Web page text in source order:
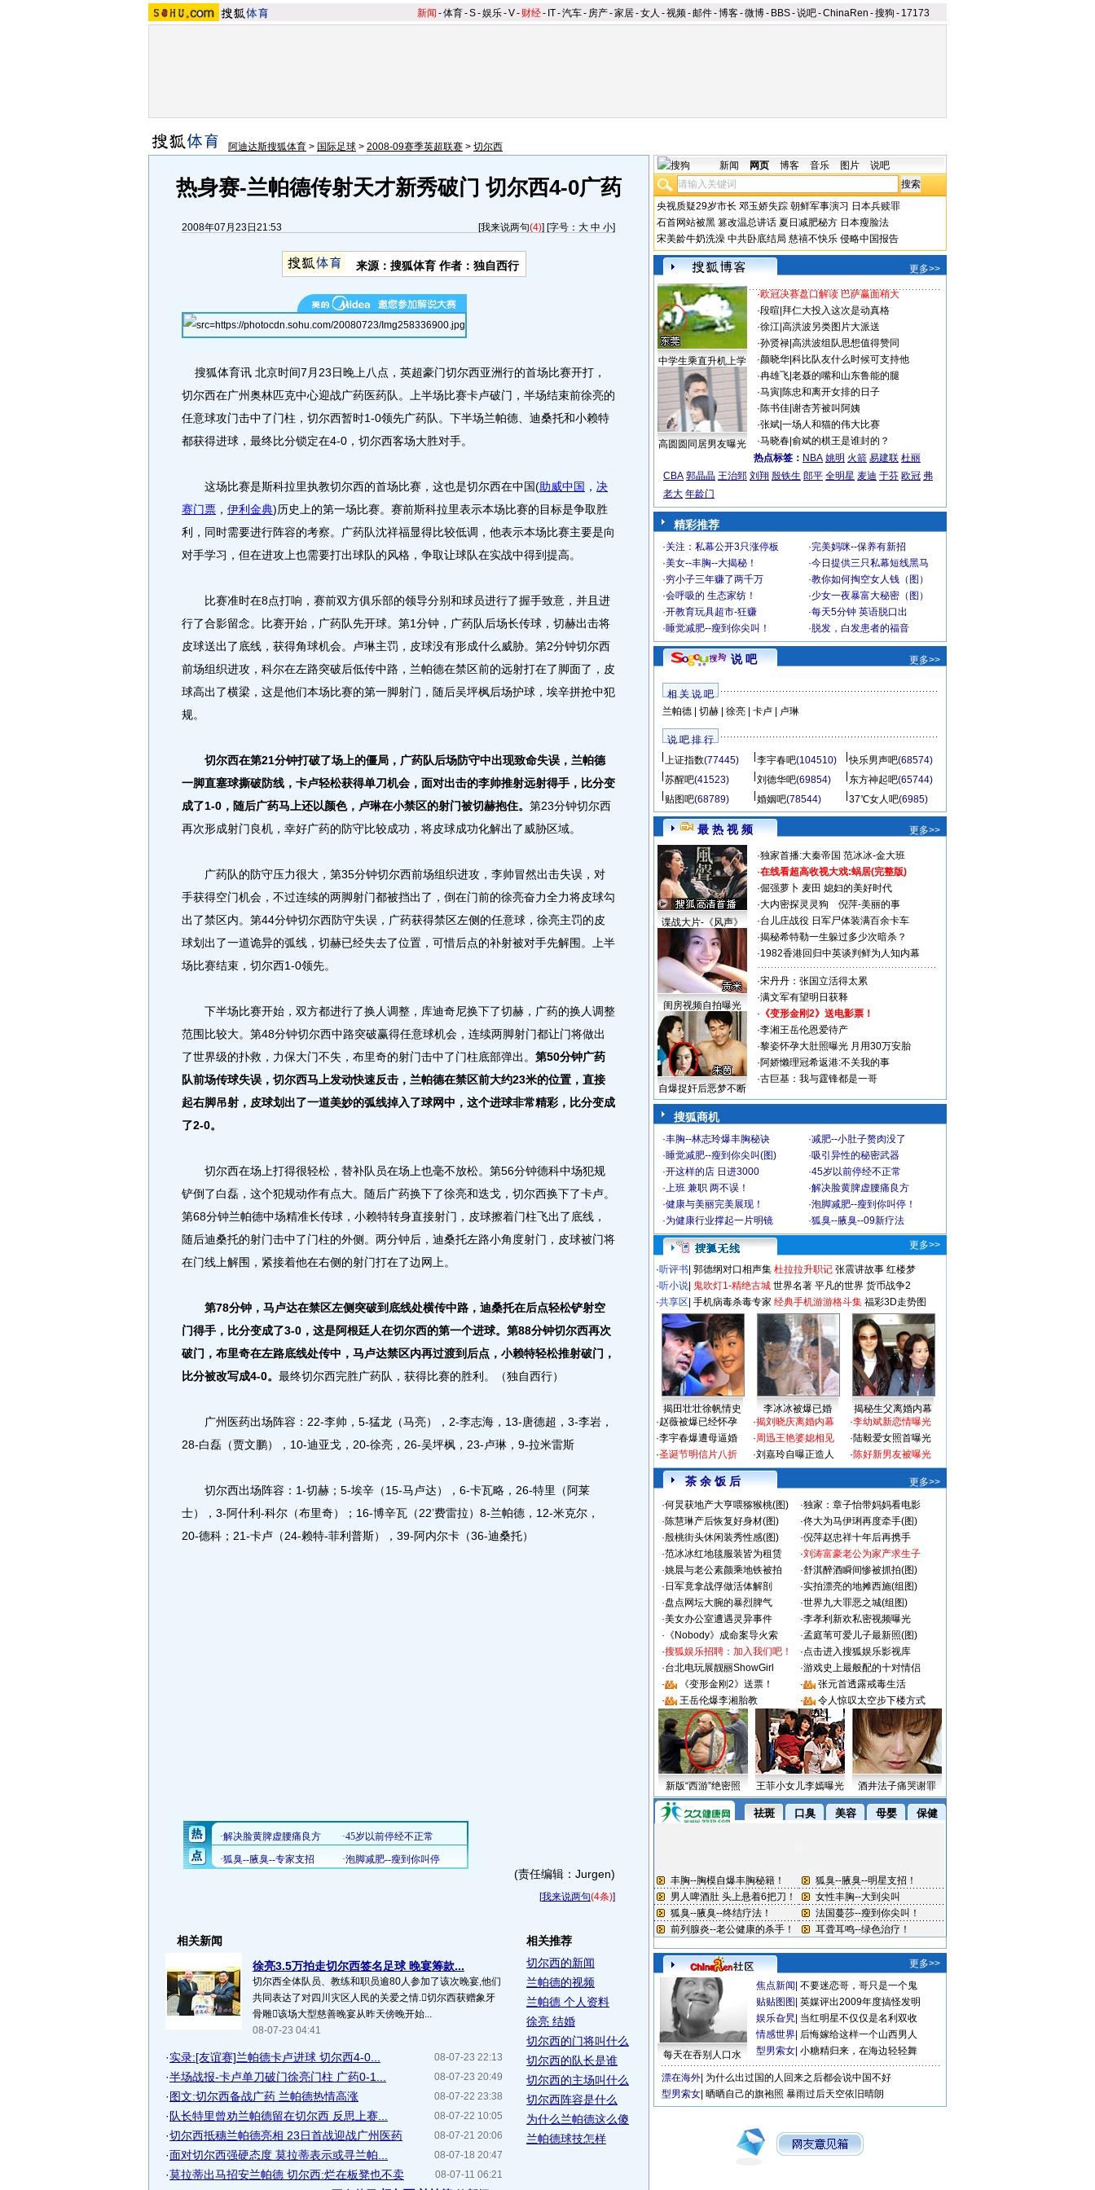
新闻 -体育-S-娱乐-V- 财经- IT-汽车- 房产-家居-女人 -视频-邮件-博客-微博- BBS-说吧-ChinaRen -搜狗 - 17173
阿迪达斯搜狐体育 > 国际足球 > 2008-09赛季英超联赛 > 切尔西
热身赛-兰帕德传射天才新秀破门 切尔西4-0广药
2008年07月23日21:53 [我来说两句(4)] [字号： 大 中 小]
来源：搜狐体育 作者：独自西行
搜狐体育讯 北京时间7月23日晚上八点，英超豪门切尔西亚洲行的首场比赛开打，
切尔西在广州奥林匹克中心迎战广药医药队。上半场比赛卡卢破门，半场结束前徐亮的
任意球攻门击中了门柱，切尔西暂时1-0领先广药队。下半场兰帕德、迪桑托和小赖特
都获得进球，最终比分锁定在4-0，切尔西客场大胜对手。
这场比赛是斯科拉里执教切尔西的首场比赛，这也是切尔西在中国(助威中国 ， 决
赛门票 ， 伊利金典)历史上的第一场比赛。赛前斯科拉里表示本场比赛的目标是争取胜
利，同时需要进行阵容的考察。广药队沈祥福显得比较低调，他表示本场比赛主要是向
对手学习，但在进攻上也需要打出球队的风格，争取让球队在实战中得到提高。
比赛准时在8点打响，赛前双方俱乐部的领导分别和球员进行了握手致意，并且进
行了合影留念。比赛开始，广药队先开球。第1分钟，广药队后场长传球，切赫出击将
皮球送出了底线，获得角球机会。卢琳主罚，皮球没有形成什么威胁。第2分钟切尔西
前场组织进攻，科尔在左路突破后低传中路，兰帕德在禁区前的远射打在了脚面了，皮
球高出了横梁，这是他们本场比赛的第一脚射门，随后吴坪枫后场护球，埃辛拼抢中犯
规。
切尔西在第21分钟打破了场上的僵局，广药队后场防守中出现致命失误，兰帕德
一脚直塞球撕破防线，卡卢轻松获得单刀机会，面对出击的李帅推射远射得手，比分变
成了1-0，随后广药马上还以颜色，卢琳在小禁区的射门被切赫抱住。 第23分钟切尔西
再次形成射门良机，幸好广药的防守比较成功，将皮球成功化解出了威胁区域。
广药队的防守压力很大，第35分钟切尔西前场组织进攻，李帅冒然出击失误，对
手获得空门机会，不过连续的两脚射门都被挡出了，倒在门前的徐亮奋力全力将皮球勾
出了禁区内。第44分钟切尔西防守失误，广药获得禁区左侧的任意球，徐亮主罚的皮
球划出了一道诡异的弧线，切赫已经失去了位置，可惜后点的补射被对手先解围。上半
场比赛结束，切尔西1-0领先。
下半场比赛开始，双方都进行了换人调整，库迪奇尼换下了切赫，广药的换人调整
范围比较大。第48分钟切尔西中路突破赢得任意球机会，连续两脚射门都让门将做出
了世界级的扑救，力保大门不失，布里奇的射门击中了门柱底部弹出。 第50分钟广药
队前场传球失误，切尔西马上发动快速反击，兰帕德在禁区前大约23米的位置，直接
起右脚吊射，皮球划出了一道美妙的弧线掉入了球网中，这个进球非常精彩，比分变成
了2-0。
切尔西在场上打得很轻松，替补队员在场上也毫不放松。第56分钟德科中场犯规
铲倒了白磊，这个犯规动作有点大。随后广药换下了徐亮和迭戈，切尔西换下了卡卢。
第68分钟兰帕德中场精准长传球，小赖特转身直接射门，皮球擦着门柱飞出了底线，
随后迪桑托的射门击中了门柱的外侧。两分钟后，迪桑托左路小角度射门，皮球被门将
在门线上解围，紧接着他在右侧的射门打在了边网上。
第78分钟，马卢达在禁区左侧突破到底线处横传中路，迪桑托在后点轻松铲射空
门得手，比分变成了3-0，这是阿根廷人在切尔西的第一个进球。第88分钟切尔西再次
破门，布里奇在左路底线处传中，马卢达禁区内再过渡到后点，小赖特轻松推射破门，
比分被改写成4-0。 最终切尔西完胜广药队，获得比赛的胜利。（独自西行）
广州医药出场阵容：22-李帅，5-猛龙（马亮），2-李志海，13-唐德超，3-李岩，
28-白磊（贾文鹏），10-迪亚戈，20-徐亮，26-吴坪枫，23-卢琳，9-拉米雷斯
切尔西出场阵容：1-切赫；5-埃辛（15-马卢达），6-卡瓦略，26-特里（阿莱
士），3-阿什利-科尔（布里奇）；16-博辛瓦（22’费雷拉）8-兰帕德，12-米克尔，
20-德科；21-卡卢（24-赖特-菲利普斯），39-阿内尔卡（36-迪桑托）
(责任编辑：Jurgen)
[我来说两句(4条)]
相关新闻
徐亮3.5万拍走切尔西签名足球 晚宴筹款...
切尔西全体队员、教练和职员逾80人参加了该次晚宴,他们
共同表达了对四川灾区人民的关爱之情.切尔西获赠象牙
骨雕该场大型慈善晚宴从昨天傍晚开始...
08-07-23 04:41
08-07-23 22:13
·实录:[友谊赛]兰帕德卡卢进球 切尔西4-0...
08-07-23 20:49
·半场战报-卡卢单刀破门徐亮门柱 广药0-1...
08-07-22 23:38
·图文:切尔西备战广药 兰帕德热情高涨
08-07-22 10:05
·队长特里曾劝兰帕德留在切尔西 反思上赛...
08-07-21 20:06
·切尔西抵穗兰帕德亮相 23日首战迎战广州医药
08-07-18 20:47
·面对切尔西强硬态度 莫拉蒂表示或寻兰帕...
08-07-11 06:21
·莫拉蒂出马招安兰帕德 切尔西:烂在板凳也不卖
相关推荐
切尔西的新闻
兰帕德的视频
兰帕德 个人资料
徐亮 结婚
切尔西的门将叫什么
切尔西的队长是谁
切尔西的主场叫什么
切尔西阵容是什么
为什么兰帕德这么傻
兰帕德球技怎样
新闻 网页 博客 音乐 图片 说吧
央视质疑29岁市长 邓玉娇失踪 朝鲜军事演习 日本兵赎罪
石首网站被黑 篡改温总讲话 夏日减肥秘方 日本瘦脸法
宋美龄牛奶洗澡 中共卧底结局 慈禧不快乐 侵略中国报告
更多>>
中学生乘直升机上学
高圆圆同居男友曝光
·欧冠决赛盘口解读 巴萨赢面稍大
·段暄 拜仁大投入这次是动真格
·徐江| 高洪波另类图片大派送
·孙贤禄| 高洪波组队思想值得赞同
·颜晓华| 科比队友什么时候可支持他
·冉雄飞| 老聂的嘴和山东鲁能的腿
·马寅| 陈忠和离开女排的日子
·陈书佳| 谢杏芳被叫阿姨
·张斌| 一场人和猫的伟大比赛
·马晓春| 俞斌的棋王是谁封的？
热点标签： NBA 姚明 火箭 易建联 杜丽
CBA 郭晶晶 王治郅 刘翔 殷铁生 郎平 全明星 麦迪 于芬 欧冠 弗
老大 年龄门
精彩推荐
·关注：私幕公开3只涨停板 ·完美妈咪--保养有新招
·美女--丰胸--大揭秘！ ·今日提供三只私幕短线黑马
·穷小子三年赚了两千万 ·教你如何掏空女人钱（图）
·会呼吸的 生态家纺！ ·少女一夜暴富大秘密（图）
·开教育玩具超市-狂赚 ·每天5分钟 英语脱口出
·睡觉减肥--瘦到你尖叫！ · 脱发，白发患者的福音
说 吧 更多>>
相 关 说 吧
兰帕德| 切赫| 徐亮| 卡卢| 卢琳
说 吧 排 行
上证指数(77445) 李宇春吧(104510) 快乐男声吧(68574)
苏醒吧(41523) 刘德华吧(69854) 东方神起吧(65744)
贴图吧(68789) 婚姻吧(78544) 37℃女人吧(6985)
最 热 视 频 更多>>
谍战大片-《风声》
闺房视频自拍曝光
自爆捉奸后恶梦不断
·独家首播:大秦帝国 范冰冰-金大班
·在线看超高收视大戏:蜗居(完整版)
·倔强萝卜 麦田 媳妇的美好时代
·大内密探灵灵狗
倪萍-美丽的事
·台儿庄战役 日军尸体装满百余卡车
·揭秘希特勒一生躲过多少次暗杀？
·1982香港回归中英谈判鲜为人知内幕
·宋丹丹：张国立活得太累
·满文军有望明日获释
· 《变形金刚2》送电影票！
·李湘王岳伦恩爱待产
·黎姿怀孕大肚照曝光 月用30万安胎
·阿娇懒理冠希返港:不关我的事
·古巨基：我与霆锋都是一哥
搜狐商机
·丰胸--林志玲爆丰胸秘诀 ·减肥--小肚子赘肉没了
·睡觉减肥--瘦到你尖叫(图) ·吸引异性的秘密武器
·开这样的店 日进3000 ·45岁以前停经不正常
·上班 兼职 两不误！ ·解决脸黄脾虚腰痛良方
·健康与美丽完美展现！ ·泡脚减肥--瘦到你叫停！
·为健康行业撑起一片明镜 ·狐臭--腋臭--09新疗法
更多>>
·听评书 郭德纲对口相声集 杜拉拉升职记 张震讲故事 红楼梦
·听小说 鬼吹灯1-精绝古城 世界名著 平凡的世界 货币战争2
·共享区 手机病毒杀毒专家 经典手机游游格斗集 福彩3D走势图
揭田壮壮徐帆情史 李冰冰被爆已婚
揭秘生父离婚内幕
·赵薇被爆已经怀孕
·李宇春爆遭母逼婚
·圣诞节明信片八折
·揭刘晓庆离婚内幕
·周迅王艳婆媳相见
·刘嘉玲自曝正造人
·李幼斌新恋情曝光
·陆毅爱女照首曝光
·陈好新男友被曝光
茶 余 饭 后
更多>>
·何炅获地产大亨喂猕猴桃(图) ·独家：章子怡带妈妈看电影
·陈慧琳产后恢复好身材(图) ·佟大为马伊琍再度牵手(图)
·殷桃街头休闲装秀性感(图) ·倪萍赵忠祥十年后再携手
·范冰冰红地毯服装皆为租赁 ·刘涛富豪老公为家产求生子
·姚晨与老公素颜乘地铁被拍 ·舒淇醉酒瞬间惨被抓拍(图)
· 日军竟拿战俘做活体解剖 ·实拍漂亮的地摊西施(组图)
·盘点网坛大腕的暴烈脾气 ·世界九大罪恶之城(组图)
·美女办公室遭遇灵异事件 ·李孝利新欢私密视频曝光
· 《Nobody》成命案导火索 ·孟庭苇可爱儿子最新照(图)
·搜狐娱乐招聘：加入我们吧！ ·点击进入搜狐娱乐影视库
·台北电玩展靓丽ShowGirl ·游戏史上最般配的十对情侣
·
《变形金刚2》送票！ ·
张元首透露戒毒生活
·
王岳伦爆李湘胎教 · 令人惊叹太空步下楼方式
新版“西游”绝密照 王菲小女儿李嫣曝光 酒井法子痛哭谢罪
更多>>
每天在吞别人口水
焦点新闻 不要迷恋哥，哥只是一个鬼
贴贴图图 英媒评出2009年度搞怪发明
娱乐旮旯 当红明星不仅仅是名利双收
情感世界 后悔嫁给这样一个山西男人
型男索女 小糖精归来，在海边轻轻舞
漂在海外 为什么出过国的人回来之后都会说中国不好
型男索女 晒晒自己的旗袍照 暴雨过后天空依旧晴朗